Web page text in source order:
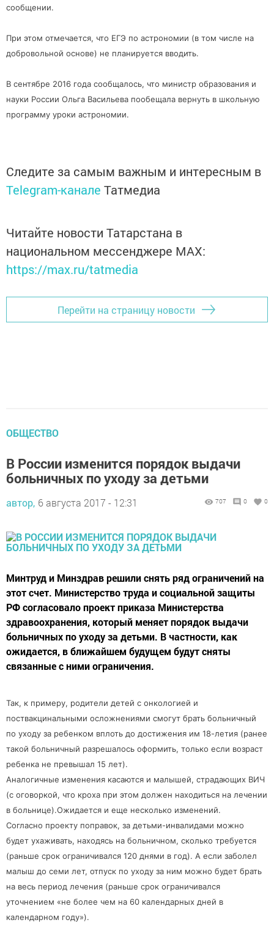
сообщении.
При этом отмечается, что ЕГЭ по астрономии (в том числе на
добровольной основе) не планируется вводить.
В сентябре 2016 года сообщалось, что министр образования и
науки России Ольга Васильева пообещала вернуть в школьную
программу уроки астрономии.
Следите за самым важным и интересным в
Telegram-канале Татмедиа
Читайте новости Татарстана в
национальном мессенджере MАХ:
https://max.ru/tatmedia
Перейти на страницу новости
ОБЩЕСТВО
В России изменится порядок выдачи
больничных по уходу за детьми
автор, 6 августа 2017 - 12:31 707 0 0
Минтруд и Минздрав решили снять ряд ограничений на
этот счет. Министерство труда и социальной защиты
РФ согласовало проект приказа Министерства
здравоохранения, который меняет порядок выдачи
больничных по уходу за детьми. В частности, как
ожидается, в ближайшем будущем будут сняты
связанные с ними ограничения.
Так, к примеру, родители детей с онкологией и
поствакцинальными осложнениями смогут брать больничный
по уходу за ребенком вплоть до достижения им 18-летия (ранее
такой больничный разрешалось оформить, только если возраст
ребенка не превышал 15 лет).
Аналогичные изменения касаются и малышей, страдающих ВИЧ
(с оговоркой, что кроха при этом должен находиться на лечении
в больнице).Ожидается и еще несколько изменений.
Согласно проекту поправок, за детьми-инвалидами можно
будет ухаживать, находясь на больничном, сколько требуется
(раньше срок ограничивался 120 днями в год). А если заболел
малыш до семи лет, отпуск по уходу за ним можно будет брать
на весь период лечения (раньше срок ограничивался
уточнением «не более чем на 60 календарных дней в
календарном году»).